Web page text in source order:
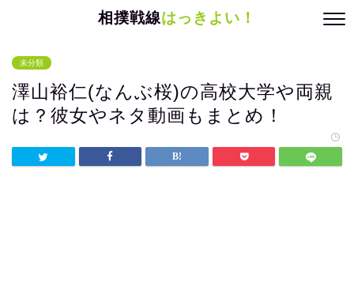
相撲戦線はっきよい！
未分類
澤山裕仁(なんぶ桜)の高校大学や両親
は？彼女やネタ動画もまとめ！